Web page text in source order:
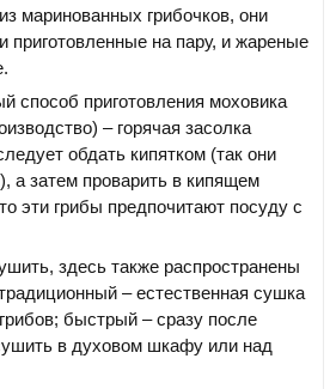
маринованных грибочков, они
приготовленные на пару, и жареные
способ приготовления моховика
– горячая засолка
обдать кипятком (так они
а затем проварить в кипящем
эти грибы предпочитают посуду с
здесь также распространены
– естественная сушка
быстрый – сразу после
в духовом шкафу или над